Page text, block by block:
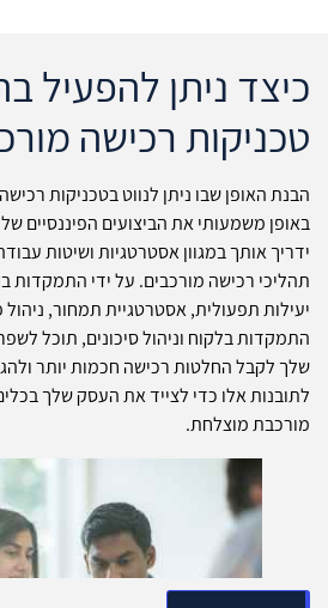
כיצד ניתן להפעיל
טכניקות רכישה
הבנת האופן שבו ניתן לנווט בטכניקות
באופן משמעותי את הביצועים הפיננסיים
ידריך אותך במגוון אסטרטגיות ושיטות
תהליכי רכישה מורכבים. על ידי התמקדות
יעילות תפעולית, אסטרטגיית תמחור, ניהול
התמקדות בלקוח וניהול סיכונים, תוכל
שלך לקבל החלטות רכישה חכמות יותר
לתובנות אלו כדי לצייד את העסק שלך
מורכבת מוצלחת.